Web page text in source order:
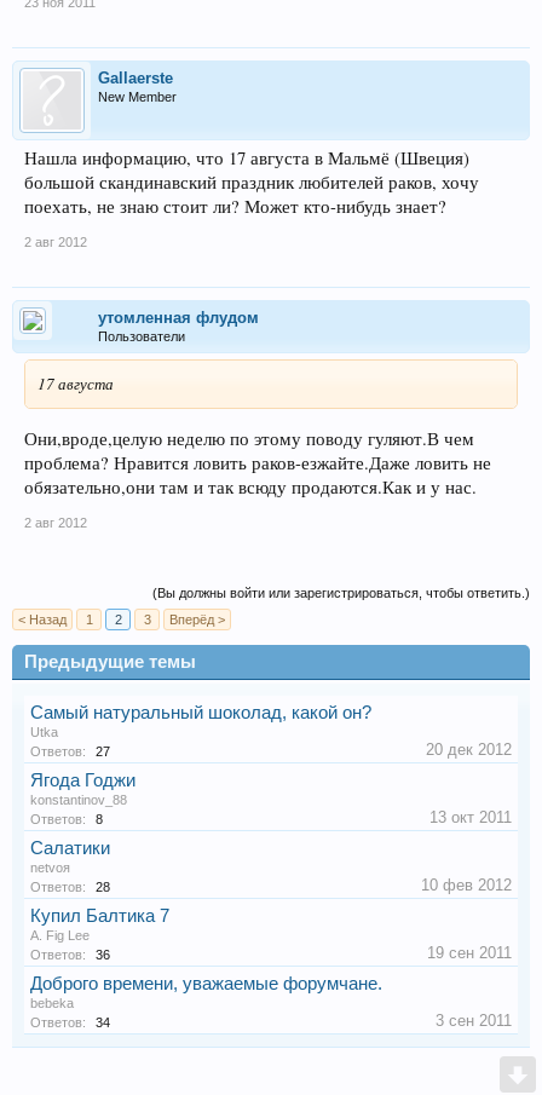
Gallaerste
New Member
Нашла информацию, что 17 августа в Мальмё (Швеция)
большой скандинавский праздник любителей раков, хочу
поехать, не знаю стоит ли? Может кто-нибудь знает?
2 авг 2012
утомленная флудом
Пользователи
17 августа
Они,вроде,целую неделю по этому поводу гуляют.В чем
проблема? Нравится ловить раков-езжайте.Даже ловить не
обязательно,они там и так всюду продаются.Как и у нас.
2 авг 2012
(Вы должны войти или зарегистрироваться, чтобы ответить.)
< Назад
1 2 3 Вперёд >
Предыдущие темы
Самый натуральный шоколад, какой он?
Utka
Ответов:
27 20 дек 2012
Ягода Годжи
konstantinov_88
Ответов:
8 13 окт 2011
Салатики
netvoя
Ответов:
28 10 фев 2012
Купил Балтика 7
A. Fig Lee
Ответов:
36 19 сен 2011
Доброго времени, уважаемые форумчане.
bebeka
Ответов:
34 3 сен 2011